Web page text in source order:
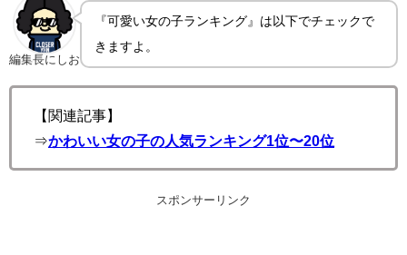
編集長にしお
『可愛い女の子ランキング』は以下でチェックで
きますよ。
【関連記事】
⇒かわいい女の子の人気ランキング1位〜20位
スポンサーリンク